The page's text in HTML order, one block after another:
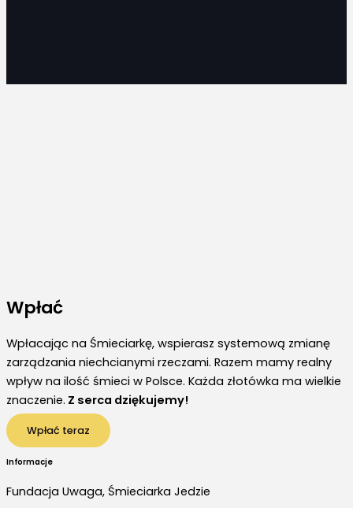
Wpłać
Wpłacając na Śmieciarkę, wspierasz systemową zmianę
zarządzania niechcianymi rzeczami. Razem mamy realny
wpływ na ilość śmieci w Polsce. Każda złotówka ma wielkie
znaczenie. Z serca dziękujemy!
Wpłać teraz
Informacje
Fundacja Uwaga, Śmieciarka Jedzie